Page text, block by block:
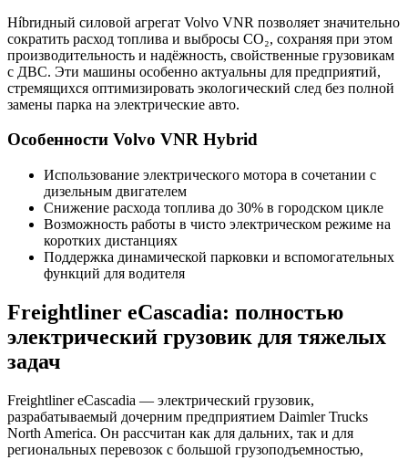
Híbrидный силовой агрегат Volvo VNR позволяет значительно
сократить расход топлива и выбросы CO₂, сохраняя при этом
производительность и надёжность, свойственные грузовикам
с ДВС. Эти машины особенно актуальны для предприятий,
стремящихся оптимизировать экологический след без полной
замены парка на электрические авто.
Особенности Volvo VNR Hybrid
Использование электрического мотора в сочетании с
дизельным двигателем
Снижение расхода топлива до 30% в городском цикле
Возможность работы в чисто электрическом режиме на
коротких дистанциях
Поддержка динамической парковки и вспомогательных
функций для водителя
Freightliner eCascadia: полностью
электрический грузовик для тяжелых
задач
Freightliner eCascadia — электрический грузовик,
разрабатываемый дочерним предприятием Daimler Trucks
North America. Он рассчитан как для дальних, так и для
региональных перевозок с большой грузоподъемностью,